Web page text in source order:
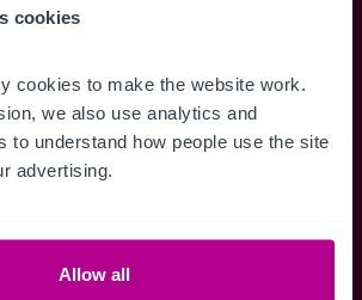
cookies
cookies to make the website work.
we also use analytics and
to understand how people use the site
advertising.
Allow all
brochures et bien
des alertes.
Register Now